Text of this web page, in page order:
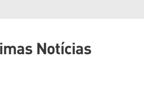
Notícias